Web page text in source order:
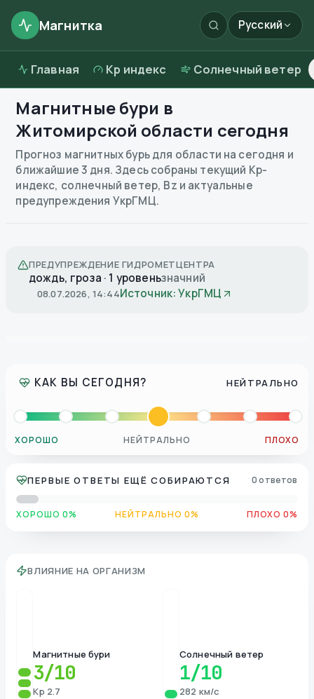
Магнитка Русский
Главная Kp индекс Солнечный ветер
Магнитные бури в
Житомирской области сегодня
Прогноз магнитных бурь для области на сегодня и
ближайшие 3 дня. Здесь собраны текущий Kp-
индекс, солнечный ветер, Bz и актуальные
предупреждения УкрГМЦ.
ПРЕДУПРЕЖДЕНИЕ ГИДРОМЕТЦЕНТРА
дождь, гроза · 1 уровеньзначний
08.07.2026, 14:44Источник: УкрГМЦ
КАК ВЫ СЕГОДНЯ? НЕЙТРАЛЬНО
ХОРОШО НЕЙТРАЛЬНО ПЛОХО
ПЕРВЫЕ ОТВЕТЫ ЕЩЁ СОБИРАЮТСЯ 0 ответов
ХОРОШО 0% НЕЙТРАЛЬНО 0% ПЛОХО 0%
ВЛИЯНИЕ НА ОРГАНИЗМ
Магнитные бури
3/10
Kp 2.7
Солнечный ветер
1/10
282 км/с